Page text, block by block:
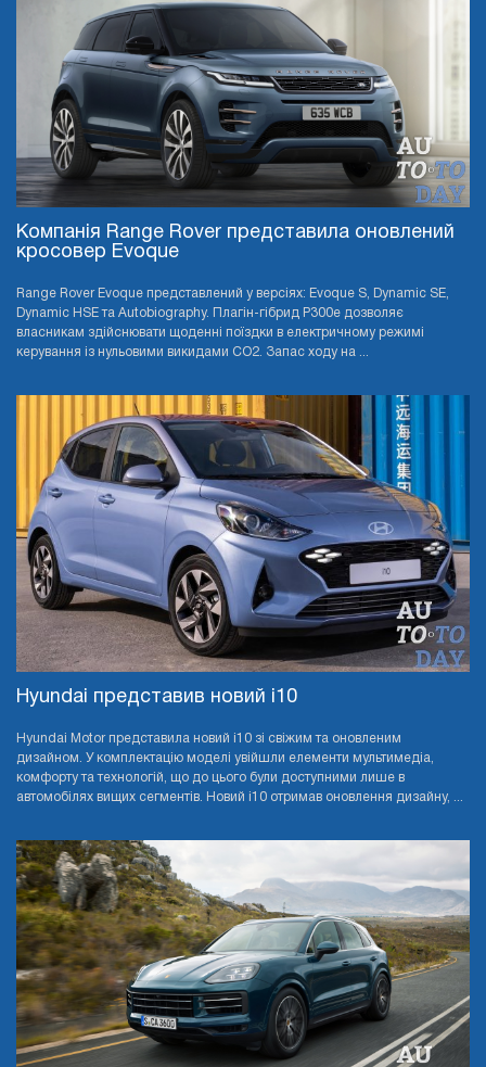
Компанія Range Rover представила оновлений
кросовер Evoque
Range Rover Evoque представлений у версіях: Evoque S, Dynamic SE,
Dynamic HSE та Autobiography. Плагін-гібрид P300e дозволяє
власникам здійснювати щоденні поїздки в електричному режимі
керування із нульовими викидами CO2. Запас ходу на ...
Hyundai представив новий i10
Hyundai Motor представила новий i10 зі свіжим та оновленим
дизайном. У комплектацію моделі увійшли елементи мультимедіа,
комфорту та технологій, що до цього були доступними лише в
автомобілях вищих сегментів. Новий i10 отримав оновлення дизайну, ...